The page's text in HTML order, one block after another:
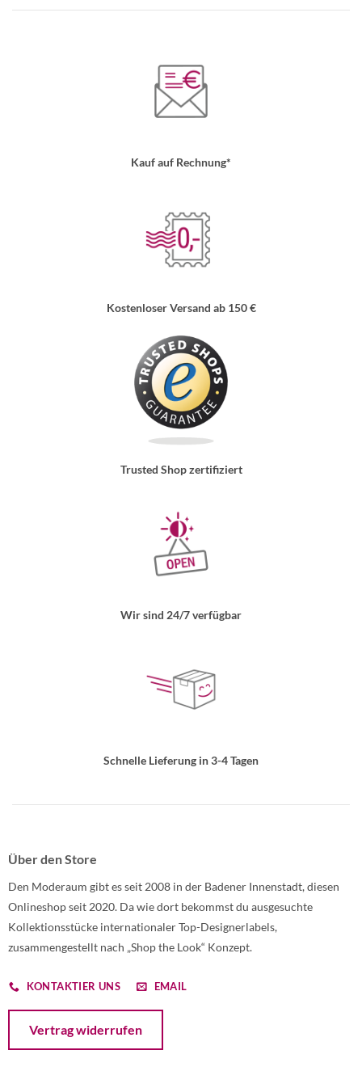
Kauf auf Rechnung*
Kostenloser Versand ab 150 €
Trusted Shop zertifiziert
Wir sind 24/7 verfügbar
Schnelle Lieferung in 3-4 Tagen
Über den Store
Den Moderaum gibt es seit 2008 in der Badener Innenstadt, diesen
Onlineshop seit 2020. Da wie dort bekommst du ausgesuchte
Kollektionsstücke internationaler Top-Designerlabels,
zusammengestellt nach „Shop the Look“ Konzept.
KONTAKTIER UNS EMAIL
Vertrag widerrufen